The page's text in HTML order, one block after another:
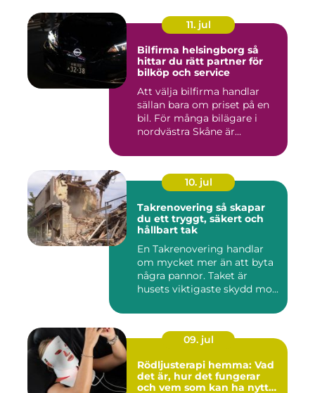
11. jul
Bilfirma helsingborg så
hittar du rätt partner för
bilköp och service
Att välja bilfirma handlar
sällan bara om priset på en
bil. För många bilägare i
nordvästra Skåne är...
10. jul
Takrenovering så skapar
du ett tryggt, säkert och
hållbart tak
En Takrenovering handlar
om mycket mer än att byta
några pannor. Taket är
husets viktigaste skydd mo...
09. jul
Rödljusterapi hemma: Vad
det är, hur det fungerar
och vem som kan ha nytta